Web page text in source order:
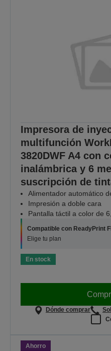
Impresora de
multifunción
3820DWF A4 con
inalámbrica y 6
suscripción de
Alimentador automático
Impresión a doble cara
Pantalla táctil a color de
Compatible con ReadyPrint
Elige tu plan
En stock
Dónde comprar
Ahorro